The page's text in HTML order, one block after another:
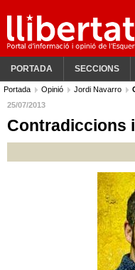
PORTADA SECCIONS
Portada Opinió Jordi Navarro
25/07/2013
Contradiccions